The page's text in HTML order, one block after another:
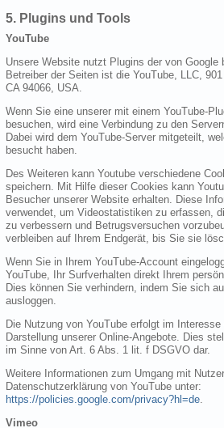
5. Plugins und Tools
YouTube
Unsere Website nutzt Plugins der von Google
Betreiber der Seiten ist die YouTube, LLC,
CA 94066, USA.
Wenn Sie eine unserer mit einem YouTube-
besuchen, wird eine Verbindung zu den
Dabei wird dem YouTube-Server mitgeteilt,
besucht haben.
Des Weiteren kann Youtube verschiedene
speichern. Mit Hilfe dieser Cookies kann
Besucher unserer Website erhalten. Diese
verwendet, um Videostatistiken zu erfassen,
zu verbessern und Betrugsversuchen
verbleiben auf Ihrem Endgerät, bis Sie sie
Wenn Sie in Ihrem YouTube-Account
YouTube, Ihr Surfverhalten direkt Ihrem
Dies können Sie verhindern, indem Sie sich
ausloggen.
Die Nutzung von YouTube erfolgt im
Darstellung unserer Online-Angebote. Dies
im Sinne von Art. 6 Abs. 1 lit. f DSGVO dar.
Weitere Informationen zum Umgang mit
Datenschutzerklärung von YouTube unter:
https://policies.google.com/privacy?hl=de
Vimeo